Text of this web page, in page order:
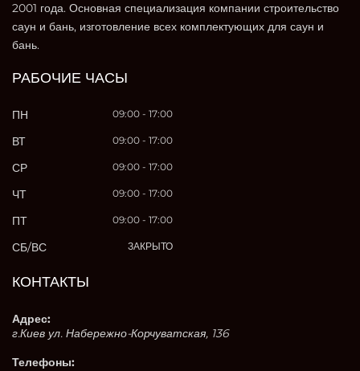
2001 года. Основная специализация компании строительство
саун и бань, изготовление всех комплектующих для саун и
бань.
РАБОЧИЕ ЧАСЫ
ПН 09:00 - 17:00
ВТ 09:00 - 17:00
СР 09:00 - 17:00
ЧТ 09:00 - 17:00
ПТ 09:00 - 17:00
СБ/ВС ЗАКРЫТО
КОНТАКТЫ
Адрес:
г.Киев ул. Набережно-Корчуватская, 136
Телефоны: